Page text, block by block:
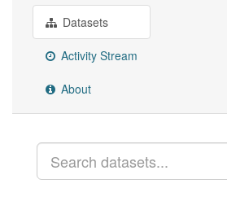
Datasets
Activity Stream
About